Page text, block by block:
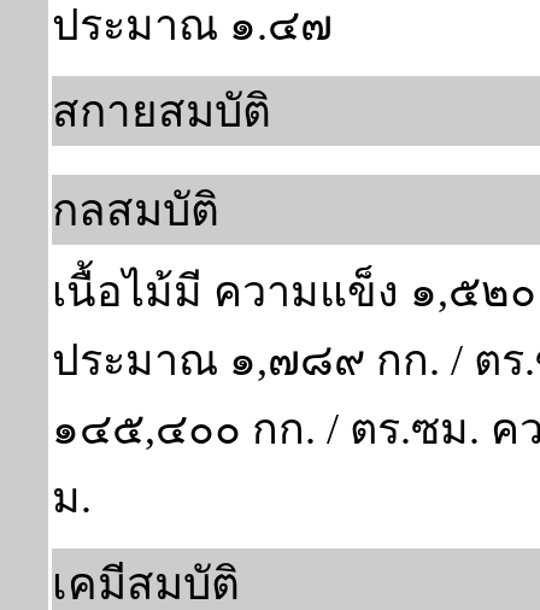
ประมาณ ๑.๔๗
สกายสมบัติ
กลสมบัติ
เนื้อไม้มี ความแข็ง ๑,๕๒
ประมาณ ๑,๗๘๙ กก. / ต
๑๔๕,๔๐๐ กก. / ตร.ซม. ค
ม.
เคมีสมบัติ